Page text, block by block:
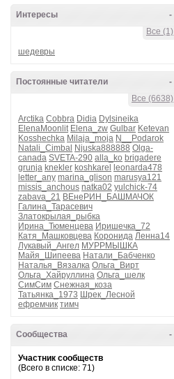
-
Интересы
Все (1)
шедевры
-
Постоянные читатели
Все (6638)
Arctika Cobbra Didia Dylsineika
ElenaMoonlit Elena_zw Gulbar Ketevan
Kosshechka Milaja_moja N__Podarok
Natali_Cimbal Njuska888888 Olga-
canada SVETA-290 alla_ko brigadere
grunja knekler koshkarel
leonarda478
letter_any marina_glison marusya121
missis_anchous natka02 yulchick-74
zabava_21 ВЕнеРИН_БАШМАЧОК
Галина_Тарасевич
Златокрылая_рыбка
Ирина_Тюменцева Иришечка_72
Катя_Машковцева Коронида Ленна14
Лукавый_Ангел МУРРМЫШКА
Майя_Шипеева Натали_Бабченко
Наталья_Вязалка Ольга_Вирт
Ольга_Хайруллина Ольга_шелк
СимСим Снежная_коза
Татьянка_1973 Шрек_Лесной
ефремчик тимч
-
Сообщества
Участник сообществ
(Всего в списке: 71)